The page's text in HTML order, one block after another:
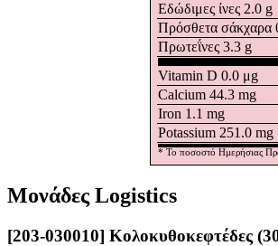
Εδώδιμες ίνες 2.0 g
Πρόσθετα σάκχαρα
Πρωτεΐνες 3.3 g
Vitamin D 0.0 μg
Calcium 44.3 mg
Iron 1.1 mg
Potassium 251.0 mg
* Το ποσοστό Ημερήσιας
Μονάδες Logistics
[203-030010] Κολοκυθοκεφτέδες